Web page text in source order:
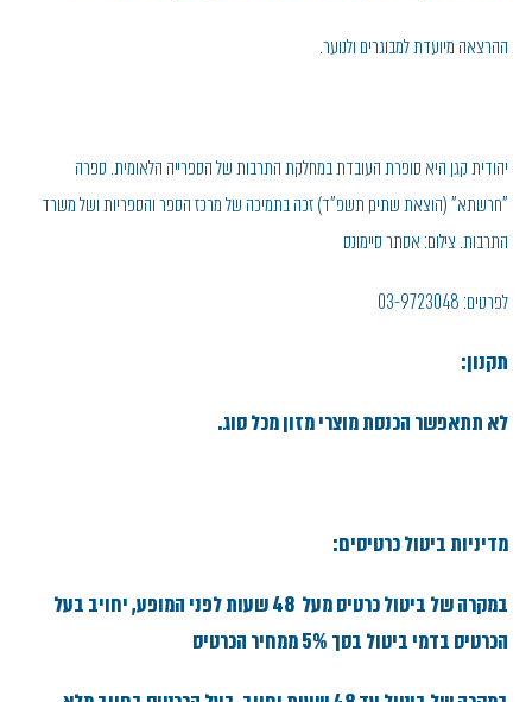
ההרצאה מיועדת למבוגרים ולנוער.
יהודית קגן היא סופרת העובדת במחלקת התרבות של הספרייה הלאומית. ספרה
"חרשתא" (הוצאת שתים, תשפ"ד) זכה בתמיכה של מרכז הספר והספריות ושל משרד
התרבות. צילום: אסתר סיימונס
לפרטים: 03-9723048
תקנון:
לא תתאפשר הכנסת מוצרי מזון מכל סוג.
מדיניות ביטול כרטיסים:
במקרה של ביטול כרטיס מעל 48 שעות לפני המופע, יחויב בעל
הכרטיס בדמי ביטול בסך 5% ממחיר הכרטיס